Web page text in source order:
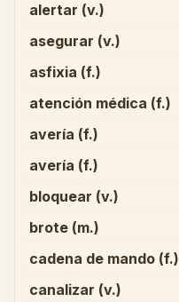
alertar (v.)
asegurar (v.)
asfixia (f.)
atención médica (f.)
avería (f.)
avería (f.)
bloquear (v.)
brote (m.)
cadena de mando (f.)
canalizar (v.)